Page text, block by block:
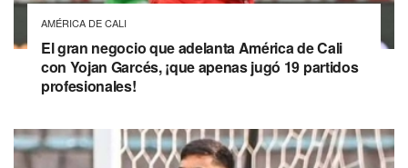
AMÉRICA DE CALI
El gran negocio que adelanta América de Cali
con Yojan Garcés, ¡que apenas jugó 19 partidos
profesionales!